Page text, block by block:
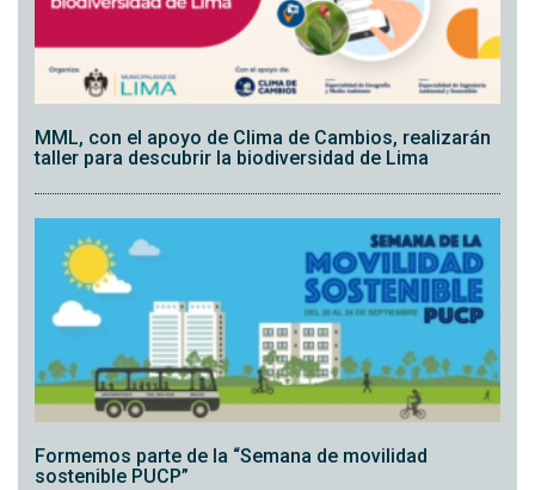
MML, con el apoyo de Clima de Cambios, realizarán
taller para descubrir la biodiversidad de Lima
Formemos parte de la “Semana de movilidad
sostenible PUCP”